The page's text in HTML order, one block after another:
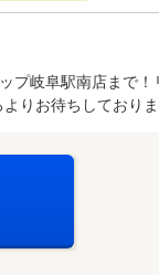
プ岐阜駅南店まで！
よりお待ちしており